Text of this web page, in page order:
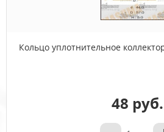
Кольцо уплотнительное
48 руб.